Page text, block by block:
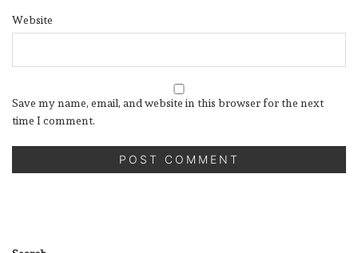
Website
Save my name, email, and website in this browser for the next
time I comment.